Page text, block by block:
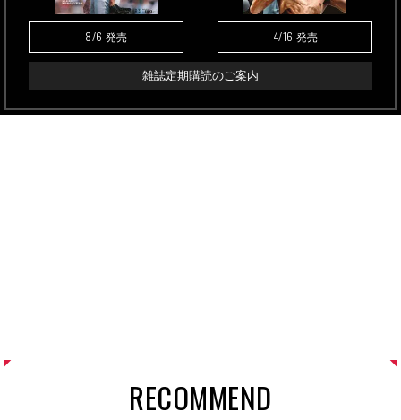
8/6 発売 4/16 発売
雑誌定期購読のご案内
RECOMMEND